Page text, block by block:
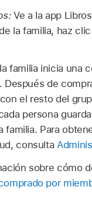
Ve a la app
la familia, haz
familia inicia una
Después de
el resto del
persona
familia. Para
consulta
sobre cómo
por